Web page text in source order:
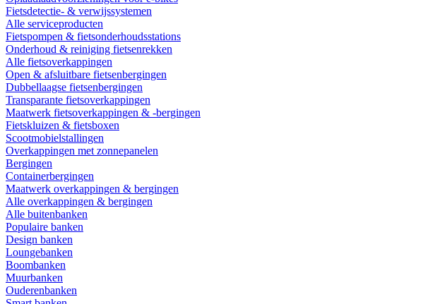
Fietsdetectie- & verwijssystemen
Alle serviceproducten
Fietspompen & fietsonderhoudsstations
Onderhoud & reiniging fietsenrekken
Alle fietsoverkappingen
Open & afsluitbare fietsenbergingen
Dubbellaagse fietsenbergingen
Transparante fietsoverkappingen
Maatwerk fietsoverkappingen & -bergingen
Fietskluizen & fietsboxen
Scootmobielstallingen
Overkappingen met zonnepanelen
Bergingen
Containerbergingen
Maatwerk overkappingen & bergingen
Alle overkappingen & bergingen
Alle buitenbanken
Populaire banken
Design banken
Loungebanken
Boombanken
Muurbanken
Ouderenbanken